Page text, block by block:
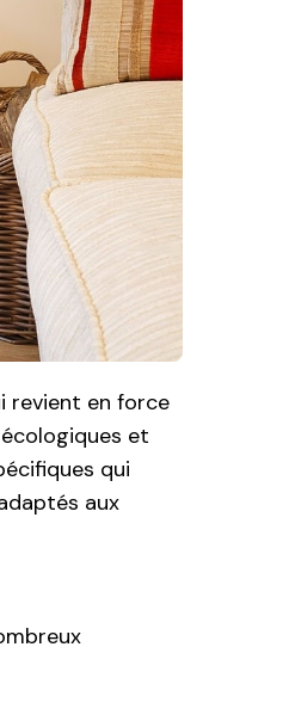
revient en force
et
qui
aux